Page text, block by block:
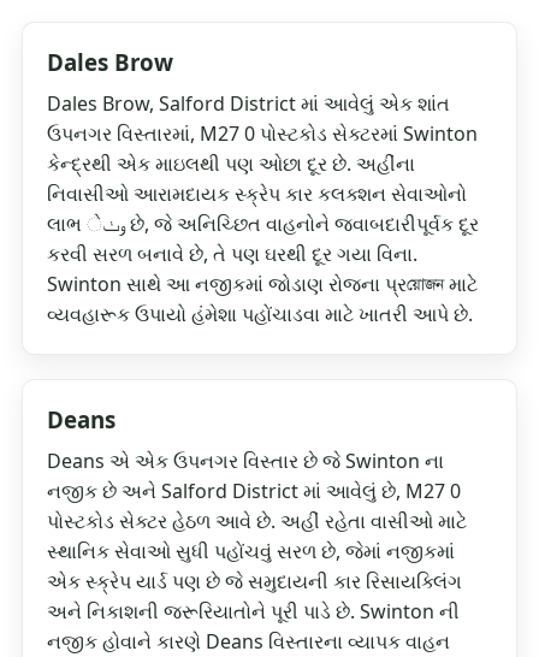
Dales Brow
Dales Brow, Salford District માં આવેલું એક શાંત
ઉપનગર વિસ્તારમાં, M27 0 પોસ્ટકોડ સેક્ટરમાં Swinton
કેન્દ્રથી એક માઇલથી પણ ઓછા દૂર છે. અહીંના
નિવાસીઓ આરામદાયક સ્ક્રેપ કાર કલક્શન સેવાઓનો
લાભ وٺે છે, જે અનિચ્છિત વાહનોને જવાબદારીપૂર્વક દૂર
કરવી સરળ બનાવે છે, તે પણ ઘરથી દૂર ગયા વિના.
Swinton સાથે આ નજીકમાં જોડાણ રોજના પ્રয়োজন માટે
વ્યવહારૂક ઉપાયો હંમેશા પહોંચાડવા માટે ખાતરી આપે છે.
Deans
Deans એ એક ઉપનગર વિસ્તાર છે જે Swinton ના
નજીક છે અને Salford District માં આવેલું છે, M27 0
પોસ્ટકોડ સેક્ટર હેઠળ આવે છે. અહીં રહેતા વાસીઓ માટે
સ્થાનિક સેવાઓ સુધી પહોંચવું સરળ છે, જેમાં નજીકમાં
એક સ્ક્રેપ યાર્ડ પણ છે જે સમુદાયની કાર રિસાયક્લિંગ
અને નિકાશની જરૂરિયાતોને પૂરી પાડે છે. Swinton ની
નજીક હોવાને કારણે Deans વિસ્તારના વ્યાપક વાહન